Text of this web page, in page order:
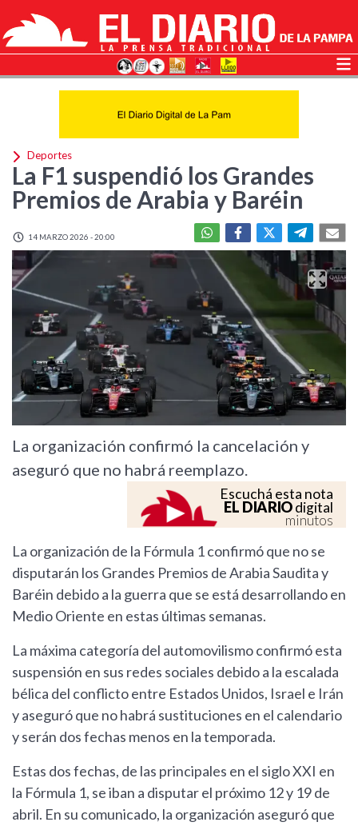
Deportes
La F1 suspendió los Grandes
Premios de Arabia y Baréin
14 MARZO 2026 - 20:00
La organización confirmó la cancelación y
aseguró que no habrá reemplazo.
Escuchá esta nota
EL DIARIOdigital
minutos
La organización de la Fórmula 1 confirmó que no se
disputarán los Grandes Premios de Arabia Saudita y
Baréin debido a la guerra que se está desarrollando en
Medio Oriente en estas últimas semanas.
La máxima categoría del automovilismo confirmó esta
suspensión en sus redes sociales debido a la escalada
bélica del conflicto entre Estados Unidos, Israel e Irán
y aseguró que no habrá sustituciones en el calendario
y serán dos fechas menos en la temporada.
Estas dos fechas, de las principales en el siglo XXI en
la Fórmula 1, se iban a disputar el próximo 12 y 19 de
abril. En su comunicado, la organización aseguró que